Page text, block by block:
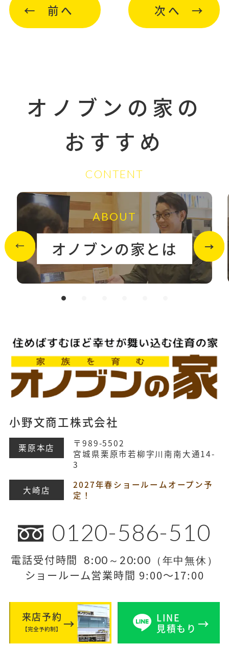
前へ 次へ
オノブンの家の
おすすめ
CONTENT
ABOUT
オノブンの家とは
小野文商工株式会社
栗原本店
〒989-5502
宮城県栗原市若柳字川南南大通14-
3
大崎店
2027年春ショールームオープン予
定！
0120-586-510
電話受付時間 8:00～20:00（年中無休）
ショールーム営業時間 9:00～17:00
来店予約
【完全予約制】
LINE
見積もり